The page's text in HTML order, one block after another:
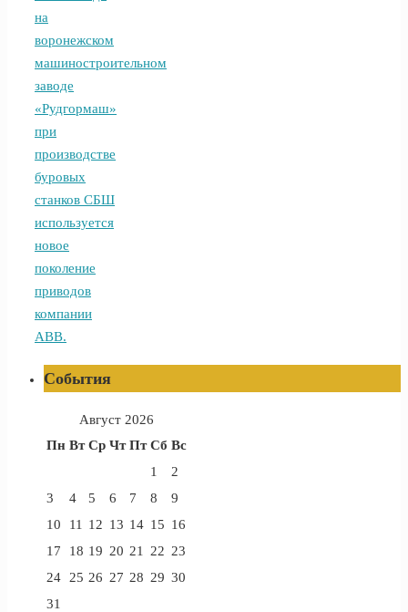
на
воронежском
машиностроительном
заводе
«Рудгормаш»
при
производстве
буровых
станков СБШ
используется
новое
поколение
приводов
компании
АВВ.
События
Август 2026
Пн Вт Ср Чт Пт Сб Вс
1
2
3
4 5 6 7 8
9
10
11 12 13 14 15 16
17
18 19 20 21 22 23
24
25 26 27 28 29 30
31